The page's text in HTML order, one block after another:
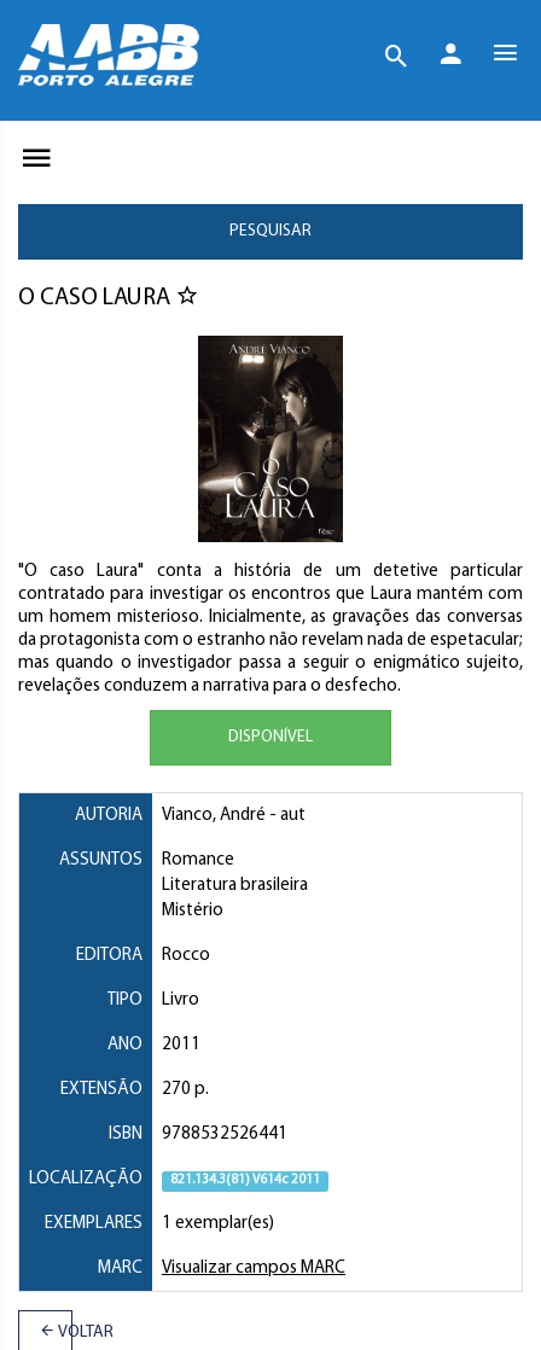
PESQUISAR
O CASO LAURA
"O caso Laura" conta a história de um detetive particular
contratado para investigar os encontros que Laura mantém com
um homem misterioso. Inicialmente, as gravações das conversas
da protagonista com o estranho não revelam nada de espetacular;
mas quando o investigador passa a seguir o enigmático sujeito,
revelações conduzem a narrativa para o desfecho.
DISPONÍVEL
AUTORIA Vianco, André - aut
ASSUNTOS
Romance
Literatura brasileira
Mistério
EDITORA Rocco
TIPO Livro
ANO 2011
EXTENSÃO 270 p.
ISBN 9788532526441
LOCALIZAÇÃO 821.134.3(81) V614c 2011
EXEMPLARES 1 exemplar(es)
MARC Visualizar campos MARC
VOLTAR